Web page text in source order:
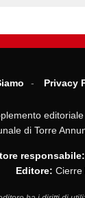
Privacy
di Torre
responsabile:
Editore: Cierre